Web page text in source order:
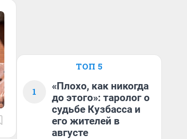
ТОП 5
1
«Плохо, как никогда
до этого»: таролог о
судьбе Кузбасса и
его жителей в
августе